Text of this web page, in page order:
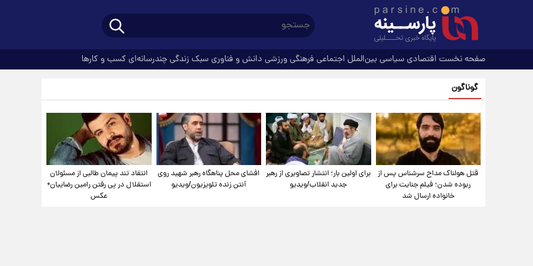
صفحه نخست اقتصادی سیاسی بین‌الملل اجتماعی فرهنگیورزشی دانش و فناوری سبک زندگیچندرسانه‌ای کسب و کارها
گوناگون
قتل هولناک مداح سرشناس پس از
ربوده شدن؛ فیلم جنایت برای
خانواده ارسال شد
برای اولین بار؛ انتشار تصاویری از رهبر
جدید انقلاب/ویدیو
افشای محل پناهگاه‌ رهبر شهید روی
آنتن زنده تلویزیون/ویدیو
انتقاد تند پیمان طالبی از مسئولان
استقلال در پی رفتن رامین رضاییان+
عکس